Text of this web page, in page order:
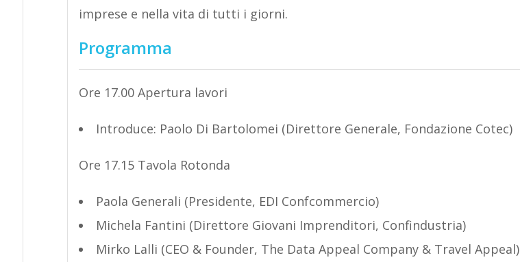
imprese e nella vita di tutti i giorni.
Programma
Ore 17.00 Apertura lavori
Introduce: Paolo Di Bartolomei (Direttore Generale, Fondazione Cotec)
Ore 17.15 Tavola Rotonda
Paola Generali (Presidente, EDI Confcommercio)
Michela Fantini (Direttore Giovani Imprenditori, Confindustria)
Mirko Lalli (CEO & Founder, The Data Appeal Company & Travel Appeal)